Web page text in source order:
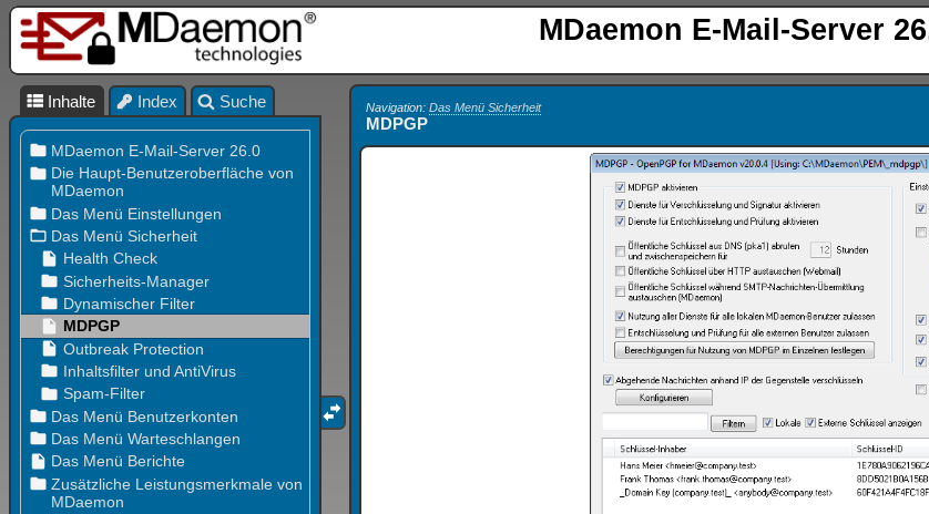
MDaemon E-Mail-Server
Navigation:Das Menü Sicherheit
MDPGP
Inhalte Index Suche